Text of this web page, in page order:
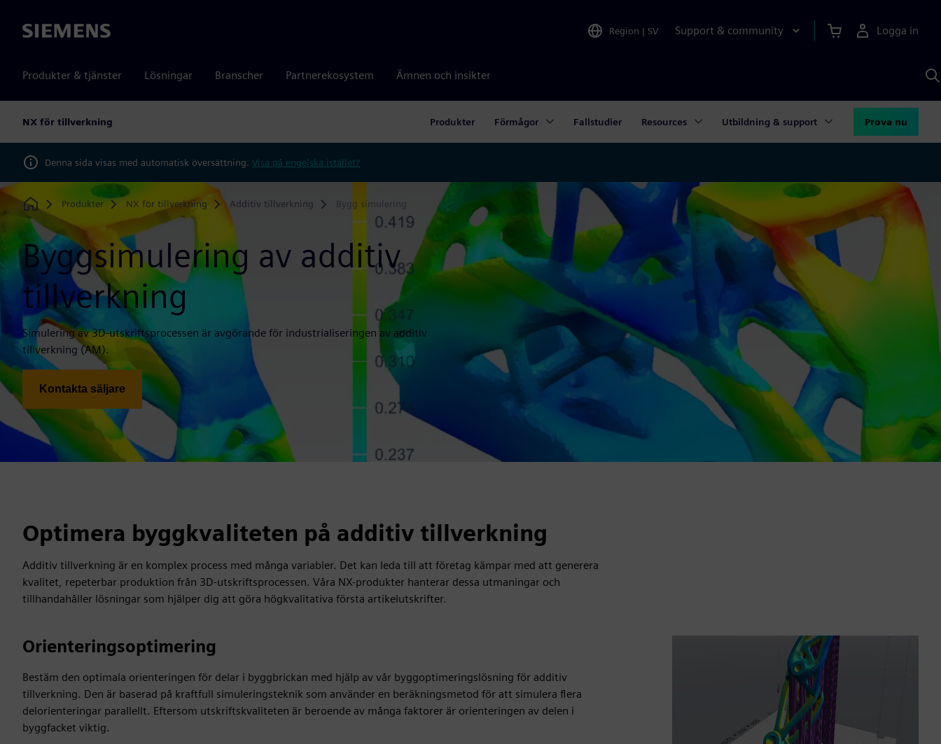
Siemens Region | SV Support & community Logga in
Produkter & tjänster Lösningar Branscher Partnerekosystem Ämnen och insikter
NX för tillverkning Produkter Förmågor Fallstudier Resources Utbildning & support Prova nu
Denna sida visas med automatisk översättning. Visa på engelska istället?
Home
Produkter NX för tillverkning Additiv tillverkning Bygg simulering
Byggsimulering av additiv
tillverkning
Simulering av 3D-utskriftsprocessen är avgörande för industrialiseringen av additiv
tillverkning (AM).
Kontakta säljare
Optimera byggkvaliteten på additiv tillverkning
Additiv tillverkning är en komplex process med många variabler. Det kan leda till att företag kämpar med att generera
kvalitet, repeterbar produktion från 3D-utskriftsprocessen. Våra NX-produkter hanterar dessa utmaningar och
tillhandahåller lösningar som hjälper dig att göra högkvalitativa första artikelutskrifter.
Orienteringsoptimering
Bestäm den optimala orienteringen för delar i byggbrickan med hjälp av vår byggoptimeringslösning för additiv
tillverkning. Den är baserad på kraftfull simuleringsteknik som använder en beräkningsmetod för att simulera flera
delorienteringar parallellt. Eftersom utskriftskvaliteten är beroende av många faktorer är orienteringen av delen i
byggfacket viktig.